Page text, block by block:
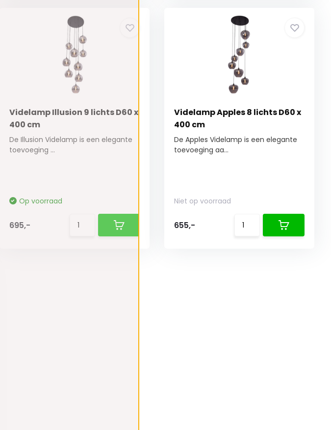
Videlamp Illusion 9 lichts D60 x
400 cm
De Illusion Videlamp is een elegante
toevoeging ...
Op voorraad
695,-
Videlamp Apples 8 lichts D60 x
400 cm
De Apples Videlamp is een elegante
toevoeging aa...
Niet op voorraad
655,-